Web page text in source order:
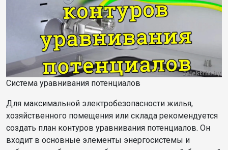
Система уравнивания потенциалов
Для максимальной электробезопасности жилья,
хозяйственного помещения или склада рекомендуется
создать план контуров уравнивания потенциалов. Он
входит в основные элементы энергосистемы и